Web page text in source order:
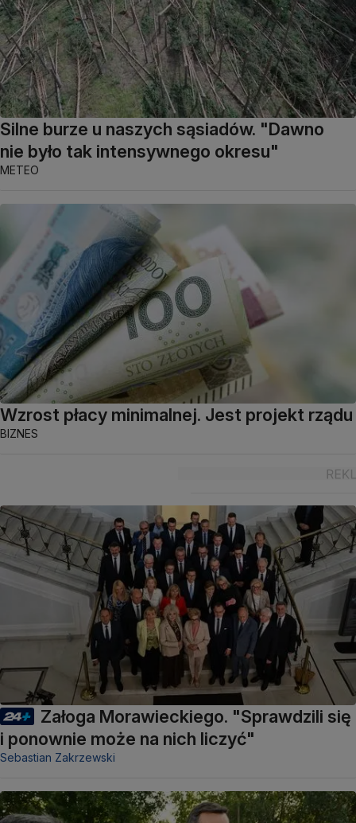
Silne burze u naszych sąsiadów. "Dawno
nie było tak intensywnego okresu"
METEO
Wzrost płacy minimalnej. Jest projekt rządu
BIZNES
Załoga Morawieckiego. "Sprawdzili się
i ponownie może na nich liczyć"
Sebastian Zakrzewski